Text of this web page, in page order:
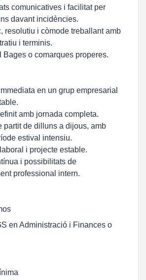
comunicatives i facilitat per
davant incidències.
resolutiu i còmode treballant amb
i terminis.
Bages o comarques properes.
en un grup empresarial
amb jornada completa.
partit de dilluns a dijous, amb
estival intensiu.
i projecte estable.
i possibilitats de
professional intern.
en Administració i Finances o